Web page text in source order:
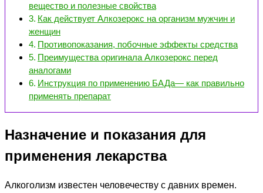
вещество и полезные свойства
Как действует Алкозерокс на организм мужчин и
женщин
Противопоказания, побочные эффекты средства
Преимущества оригинала Алкозерокс перед
аналогами
Инструкция по применению БАДа— как правильно
применять препарат
Назначение и показания для
применения лекарства
Алкоголизм известен человечеству с давних времен.